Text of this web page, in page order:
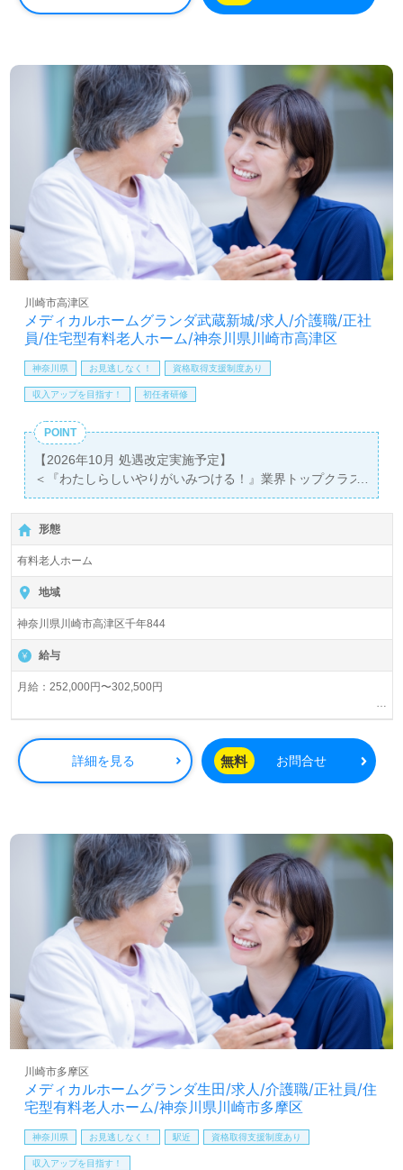
せんか◎
看護助手や介護職経験のある方はもちろん、これから介護
職を目指される方も幅広く募集します。就職後『ご利用者
様からのありがとうが原動力です。働く喜びがここにはあ
ります！』等のお声も届く事業所様です。手厚いOJT/それ
ぞれの成長に沿った研修プログラム、自分の気持ちが伝え
やすい環境面も嬉しいポイント！『ご利用者様お一人おひ
とりに寄り添いたい』『介護知識や技術力を高めたい、働
きがいを感じながら仕事をしたい』『転職でキャリアチェ
ンジを実現したい、施設形態や環境を変えて働きたい』等
の方も大歓迎です！求人詳細等、担当コンサルタントより
ご案内します。お問い合わせも遠慮なくお願いします。
医療/福祉業界の正社員/パート求人探しは【ウィルオブ介
護】＊求人情報収集、将来的に検討の方も遠慮なく＊
相談可能です。転職相談、求人紹介、年収交渉など完全無
料サービスをご利用いただけます。＜非公開求人も取扱い
せお待ちしております。
円/月
社内専門資格手当
年末年始手当
保育手当：10,000円（規定あり）
有給取得促進手当
賞与（年2回）
昇給（年1回、定期昇給、昇格による基本給アップあり）
メディカルホームグランダ武蔵新城/求人/介護職/正社
員/住宅型有料老人ホーム/神奈川県川崎市高津区
川崎市高津区
神奈川県 お見逃しなく！ 資格取得支援制度あり
収入アップを目指す！ 初任者研修
POINT
【2026年10月 処遇改定実施予定】
＜『わたしらしいやりがいみつける！』業界トップクラス
の教育研修プログラム！ベネッセグループ！＞
◎介護職/正社員募集◎【月給252,000円～302,500円 /賞与
2回】
『武蔵新城駅』徒歩14分。
入居定員60名（60室/全室個室）『メディカルホームグラ
ンダ武蔵新城』株式会社ベネッセスタイルケア様の運営で
す。従業員18,200人以上、26年の実績、全国に350拠点以
上の有料老人ホーム、児童/学童領域で事業展開されていま
護サービスをご提供。資格支援制度や教育研修プログラム
す。
◎24時間看護職員様在籍のメディカルホーム！うれしい各
看護助手や介護職経験のある方をお迎えします。充実の
OJT/それぞれの成長に合わせた教育研修プログラム、自分
の意見や気持ちが伝えやすい環境面もうれしいポイント！
『ご利用者様のお役に立ちたい、資格/経験を活かしたい』
『介護知識や技術力を高めたい』『介護業界への夢や想い
をカタチにしたい』『転職で施設形態や環境を変えて働き
たい』等の方も大歓迎です！募集詳細等、担当コンサルタ
ントよりご案内します。お問い合わせも遠慮なくお願いし
ます。
医療/福祉業界の正社員/パート求人探しは【ウィルオブ介
護】＊求人情報収集、将来的に検討の方も遠慮なく＊
LINE、メール、お電話などご希望に応じてお問い合わせ/ご
相談可能です。転職相談、求人紹介、年収交渉など完全無
料サービスをご利用いただけます。＜非公開求人も取扱い
せお待ちしております。
形態
有料老人ホーム
地域
神奈川県川崎市高津区千年844
給与
月給：252,000円〜302,500円
夜勤手当：5,000円/回（夜勤回数月5回程度）
交通費規定内支給
残業手当
資格手当：初任者研修6,000円/月、介護福祉士21,500円/月、ケアマネ5,000
円/月
社内専門資格手当
年末年始手当
保育手当：10,000円（規定あり）
有給取得促進手当
賞与（年2回）
昇給（年1回、定期昇給、昇格による基本給アップあり）
詳細を見る 無料 お問合せ
メディカルホームグランダ生田/求人/介護職/正社員/住
宅型有料老人ホーム/神奈川県川崎市多摩区
川崎市多摩区
神奈川県 お見逃しなく！ 駅近 資格取得支援制度あり
収入アップを目指す！